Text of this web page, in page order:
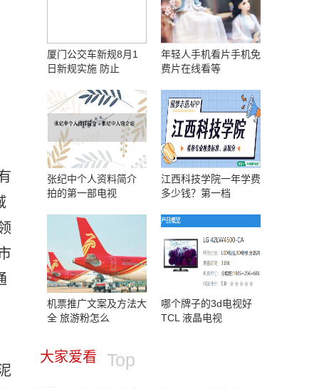
厦门公交车新规8月1
日新规实施 防止
年轻人手机看片手机免
费片在线看等
张纪中个人资料简介
拍的第一部电视
江西科技学院一年学费
多少钱？第一档
机票推广文案及方法大
全 旅游粉怎么
哪个牌子的3d电视好
TCL 液晶电视
大家爱看 Top